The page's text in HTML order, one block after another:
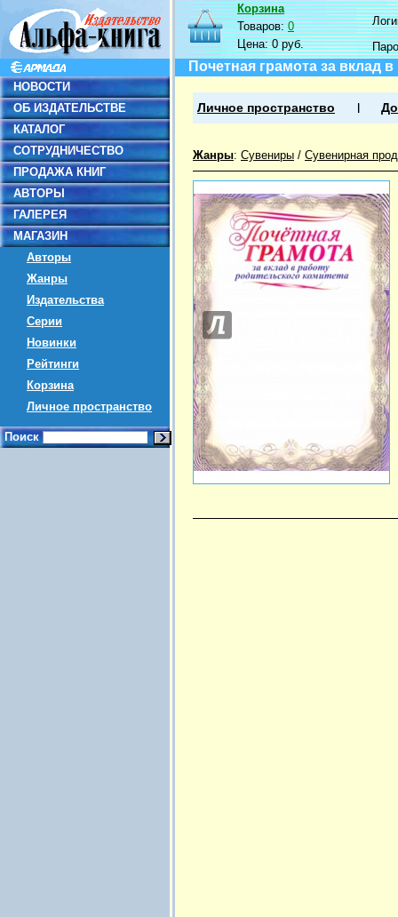
НОВОСТИ
ОБ ИЗДАТЕЛЬСТВЕ
КАТАЛОГ
СОТРУДНИЧЕСТВО
ПРОДАЖА КНИГ
АВТОРЫ
ГАЛЕРЕЯ
МАГАЗИН
Авторы
Жанры
Издательства
Серии
Новинки
Рейтинги
Корзина
Личное пространство
Поиск
Корзина
Товаров:0
Цена:0 руб.
Почетная грамота за вклад
Личное пространство
Жанры: Сувениры / Сувенирная